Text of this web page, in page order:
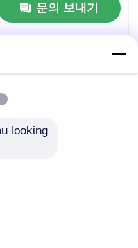
문의 보내기
looking